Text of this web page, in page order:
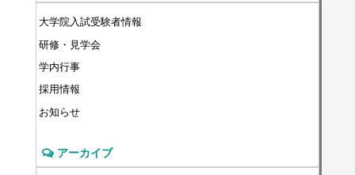
大学院入試受験者情報
研修・見学会
学内行事
採用情報
お知らせ
アーカイブ